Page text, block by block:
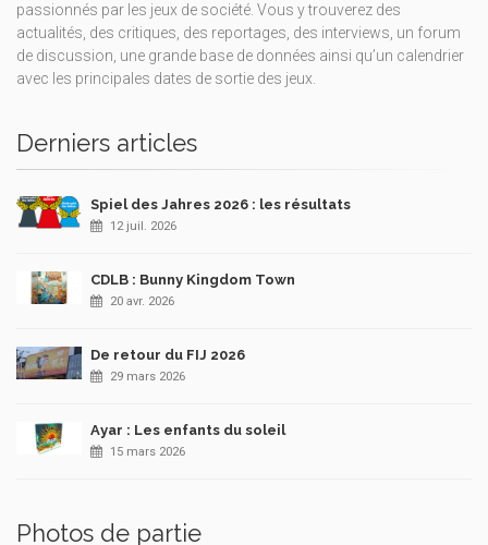
passionnés par les jeux de société. Vous y trouverez des
actualités, des critiques, des reportages, des interviews, un forum
de discussion, une grande base de données ainsi qu’un calendrier
avec les principales dates de sortie des jeux.
Derniers articles
Spiel des Jahres 2026 : les résultats
12 juil. 2026
CDLB : Bunny Kingdom Town
20 avr. 2026
De retour du FIJ 2026
29 mars 2026
Ayar : Les enfants du soleil
15 mars 2026
Photos de partie